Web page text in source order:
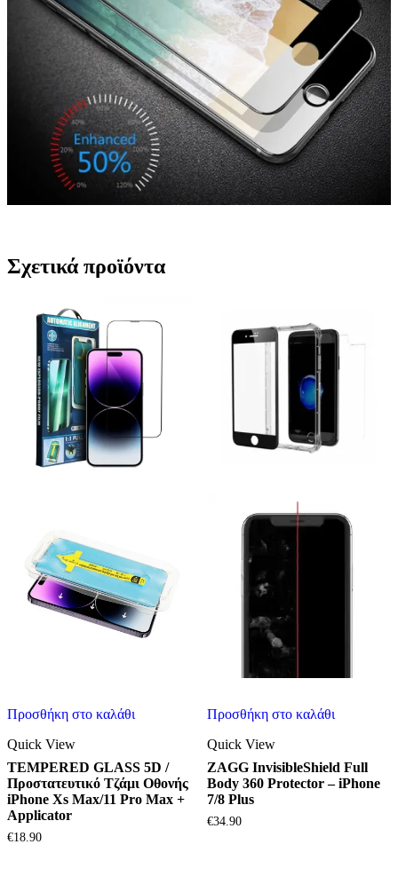
Σχετικά προϊόντα
Προσθήκη στο καλάθι
Quick View
TEMPERED GLASS 5D /
Προστατευτικό Τζάμι Οθονής
iPhone Xs Max/11 Pro Max +
Applicator
€18.90
Προσθήκη στο καλάθι
Quick View
ZAGG InvisibleShield Full
Body 360 Protector – iPhone
7/8 Plus
€34.90